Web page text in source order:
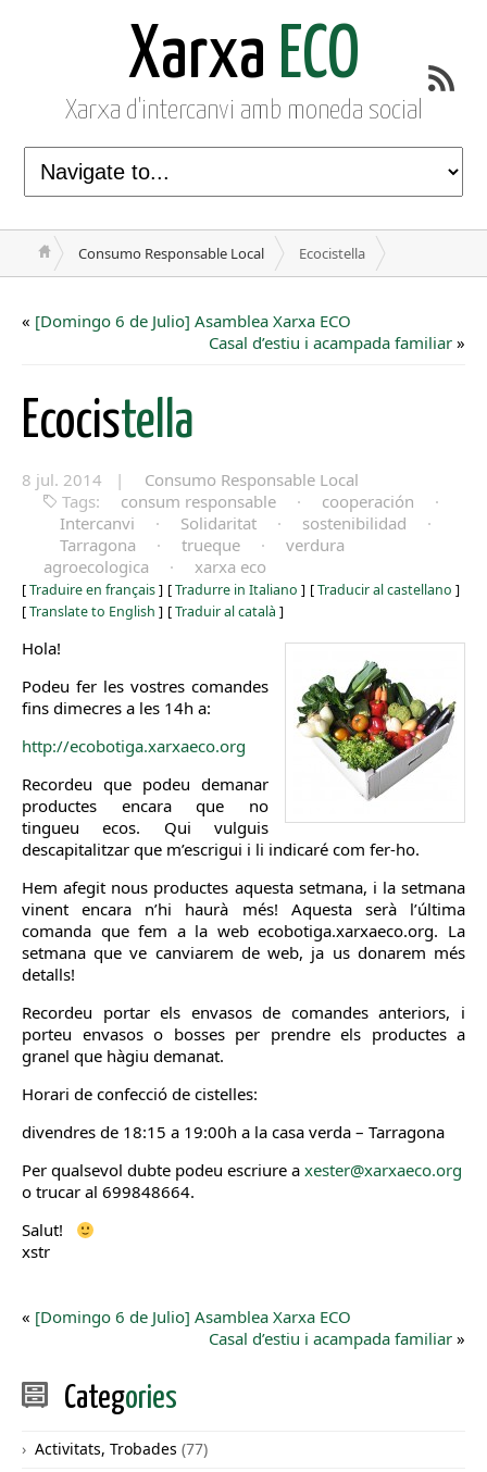
Xarxa ECO
Xarxa d'intercanvi amb moneda social
Consumo Responsable Local Ecocistella
« [Domingo 6 de Julio] Asamblea Xarxa ECO
Casal d’estiu i acampada familiar »
Ecocistella
8 jul. 2014 |
Consumo Responsable Local
Tags:
consum responsable · cooperación
·
Intercanvi
· Solidaritat · sostenibilidad
·
Tarragona
· trueque ·
verdura
agroecologica
· xarxa eco
[Traduire en français] [Tradurre in Italiano ] [Traducir al castellano ]
[Translate to English ] [Traduir al català ]
Hola!
Podeu fer les vostres comandes
fins dimecres a les 14h a:
http://ecobotiga.xarxaeco.org
Recordeu que podeu demanar
productes encara que no
tingueu ecos. Qui vulguis
descapitalitzar que m’escrigui i li indicaré com fer-ho.
Hem afegit nous productes aquesta setmana, i la setmana
vinent encara n’hi haurà més! Aquesta serà l’última
comanda que fem a la web ecobotiga.xarxaeco.org. La
setmana que ve canviarem de web, ja us donarem més
detalls!
Recordeu portar els envasos de comandes anteriors, i
porteu envasos o bosses per prendre els productes a
granel que hàgiu demanat.
Horari de confecció de cistelles:
divendres de 18:15 a 19:00h a la casa verda – Tarragona
Per qualsevol dubte podeu escriure a xester@xarxaeco.org
o trucar al 699848664.
Salut!
xstr
« [Domingo 6 de Julio] Asamblea Xarxa ECO
Casal d’estiu i acampada familiar »
Categories
Activitats, Trobades (77)